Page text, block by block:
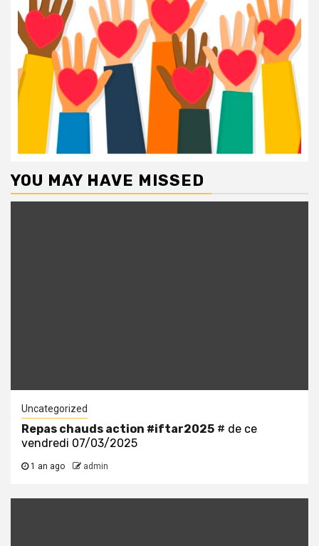
YOU MAY HAVE MISSED
Uncategorized
Repas chauds action #iftar2025 # de ce
vendredi 07/03/2025
1 an ago admin